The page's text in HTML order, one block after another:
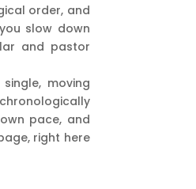
order, and
slow down
and pastor
moving
pace, and
right here